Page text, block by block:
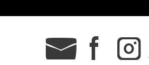
g s t